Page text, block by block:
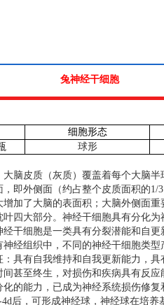
兔神经干细胞
细胞形态
球形
脑皮质（灰质）覆盖着每个大脑
即外侧面（约占整个皮质面积的1/3
加了大脑的表面积；大脑外侧面
四大部分。神经干细胞具有分化
干细胞是一类具有分裂潜能和自
经组织中，不同的神经干细胞类
具有自我维持和自我更新能力，
甚至终生，对损伤和疾病具有反
的能力，已成为神经系统损伤修
4d后，可形成神经球，神经球在培养